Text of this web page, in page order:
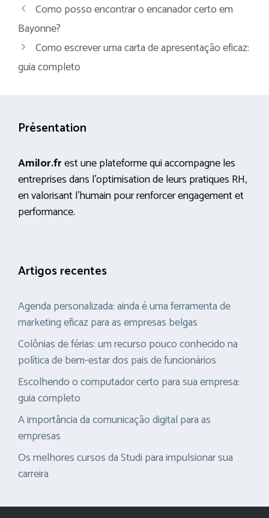
Como posso encontrar o encanador certo em
Bayonne?
Como escrever uma carta de apresentação eficaz:
guia completo
Présentation
Amilor.frest une plateforme qui accompagne les
entreprises dans l’optimisation de leurs pratiques RH,
en valorisant l’humain pour renforcer engagement et
performance.
Artigos recentes
Agenda personalizada: ainda é uma ferramenta de
marketing eficaz para as empresas belgas
Colônias de férias: um recurso pouco conhecido na
política de bem-estar dos pais de funcionários
Escolhendo o computador certo para sua empresa:
guia completo
A importância da comunicação digital para as
empresas
Os melhores cursos da Studi para impulsionar sua
carreira